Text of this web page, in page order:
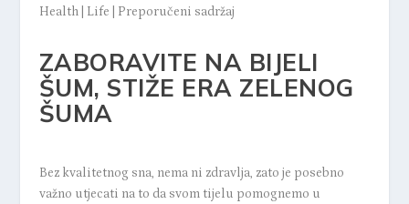
Health| Life Preporučeni sadržaj
ZABORAVITE NA BIJELI
ŠUM, STIŽE ERA ZELENOG
ŠUMA
Bez kvalitetnog sna, nema ni zdravlja, zato je posebno
važno utjecati na to da svom tijelu pomognemo u